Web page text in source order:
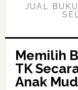
JUAL
Memilih
TK
Anak